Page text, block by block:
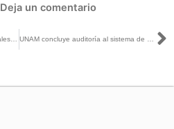
Deja un comentario